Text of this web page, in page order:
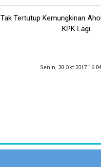
Tak Tertutup Kemungkinan
KPK Lagi
Senin, 30 Okt 2017